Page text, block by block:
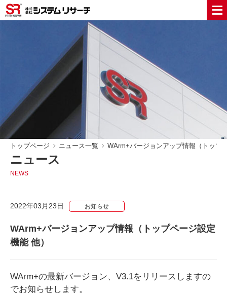
トップページ ニュース一覧 WArm+バージョンアップ情報（トップ
ニュース
NEWS
2022年03月23日 お知らせ
WArm+バージョンアップ情報（トップページ設定
機能 他）
WArm+の最新バージョン、V3.1をリリースしますの
でお知らせします。